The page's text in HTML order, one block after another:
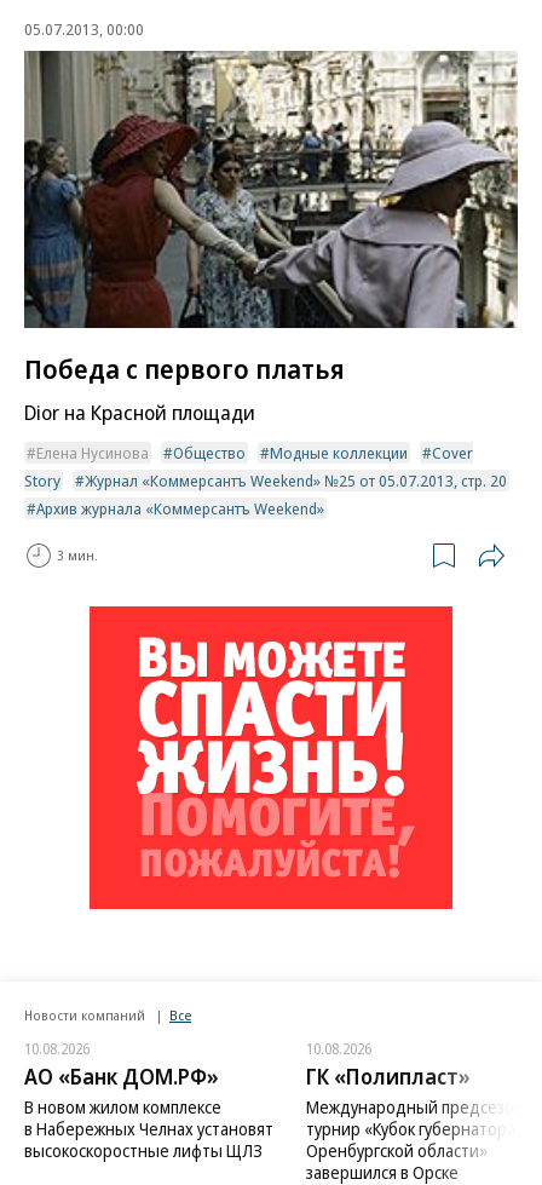
05.07.2013, 00:00
Победа с первого платья
Dior на Красной площади
Елена Нусинова Общество Модные коллекции
Cover
Story
Журнал «Коммерсантъ Weekend» №25 от 05.07.2013, стр. 20
Архив журнала «Коммерсантъ Weekend»
3 мин.
Новости компаний Все
10.08.2026
АО «Банк ДОМ.РФ»
В новом жилом комплексе
в Набережных Челнах установят
высокоскоростные лифты ЩЛЗ
10.08.2026
ГК «Полипласт»
Международный
турнир «Кубок губернатора
Оренбургской области»
завершился в Орске